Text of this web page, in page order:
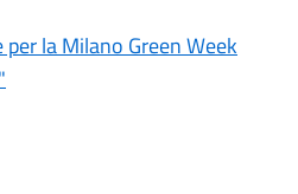
la Milano Green Week